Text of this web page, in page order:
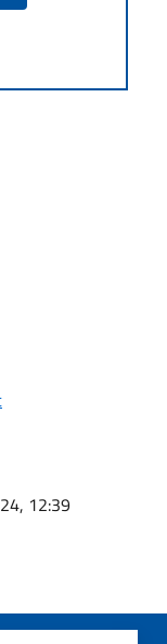
12:39